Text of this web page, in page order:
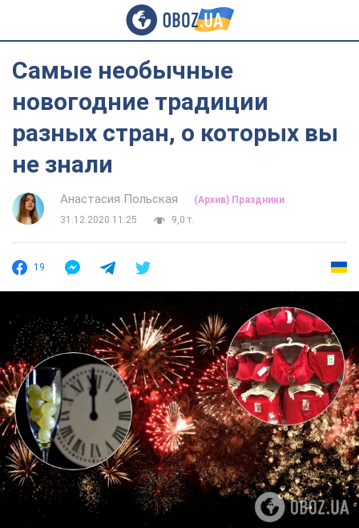
Самые необычные
новогодние традиции
разных стран, о которых вы
не знали
Анастасия Польская
(Архив) Праздники
31.12.2020 11:25
9,0 т.
19